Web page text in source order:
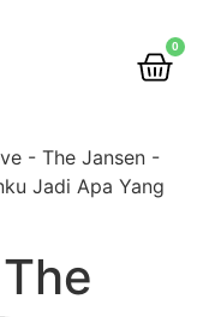
0
- The Jansen -
Jadi Apa Yang